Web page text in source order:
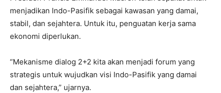
menjadikan Indo-Pasifik sebagai kawasan yang damai,
stabil, dan sejahtera. Untuk itu, penguatan kerja sama
ekonomi diperlukan.
“Mekanisme dialog 2+2 kita akan menjadi forum yang
strategis untuk wujudkan visi Indo-Pasifik yang damai
dan sejahtera,” ujarnya.